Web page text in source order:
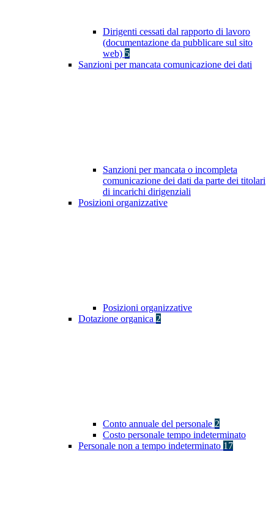
Dirigenti cessati dal rapporto di lavoro
(documentazione da pubblicare sul sito
web) 5
Sanzioni per mancata comunicazione dei dati
Sanzioni per mancata o incompleta
comunicazione dei dati da parte dei titolari
di incarichi dirigenziali
Posizioni organizzative
Posizioni organizzative
Dotazione organica 2
Conto annuale del personale 2
Costo personale tempo indeterminato
Personale non a tempo indeterminato 17